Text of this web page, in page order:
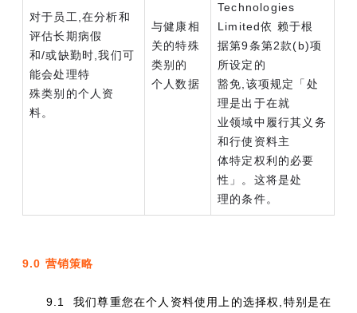
对于员工,在分析和
评估长期病假
和/或缺勤时,我们可
能会处理特
殊类别的个人资
料。
与健康相
关的特殊
类别的
个人数据
Technologies
Limited依 赖于根
据第9条第2款(b)项
所设定的
豁免,该项规定「处
理是出于在就
业领域中履行其义务
和行使资料主
体特定权利的必要
性」。这将是处
理的条件。
9.0 营销策略
9.1 我们尊重您在个人资料使用上的选择权,特别是在